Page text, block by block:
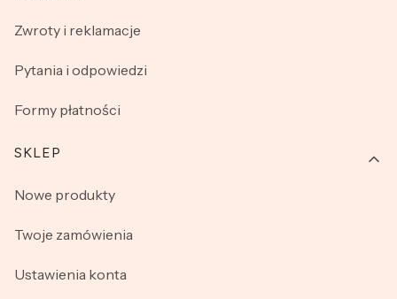
Zwroty i reklamacje
Pytania i odpowiedzi
Formy płatności
SKLEP
Nowe produkty
Twoje zamówienia
Ustawienia konta